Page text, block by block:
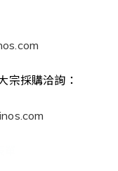
宗採購洽詢：